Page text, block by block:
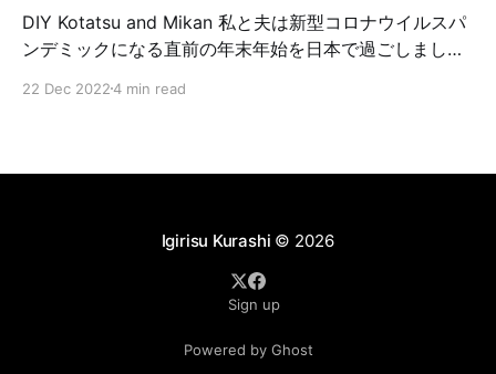
DIY Kotatsu and Mikan 私と夫は新型コロナウイルスパ
ンデミックになる直前の年末年始を日本で過ごしまし
て夫が驚いたのは日本の家が寒い事！部屋を暖かくして
為に持ってきた部屋着がほとんどTシャツ… 私も日本の
した。夫は急遽、父に大きめのフサフサしたユニクロの
置いてあるコタツを初めて体験。ついているテレビが日
本語で理解できなくたって関係なく、コタツに入ってず
ーっと幸せそうにテレビを見ていました。そして、コタ
22 Dec 20224 min read
Igirisu Kurashi © 2026
Sign up
Powered by Ghost